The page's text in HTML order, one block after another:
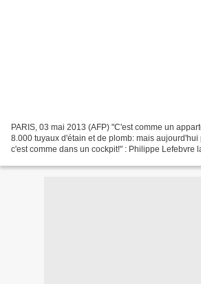
PARIS, 03 mai 2013 (AFP) "C'est comme un
8.000 tuyaux d'étain et de plomb: mais
c'est comme dans un cockpit!" : Philippe Lefebvre